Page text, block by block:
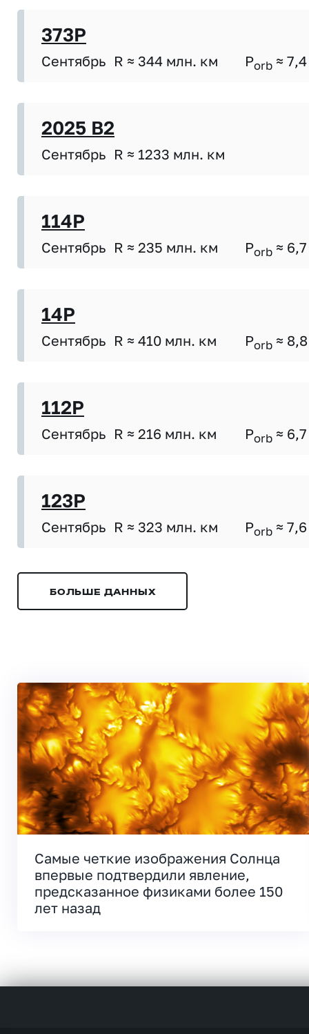
373P
Сентябрь R ≈ 344 млн. км Porb ≈ 7,4
2025 B2
Сентябрь R ≈ 1233 млн. км
114P
Сентябрь R ≈ 235 млн. км Porb ≈ 6,7
14P
Сентябрь R ≈ 410 млн. км Porb ≈ 8,8
112P
Сентябрь R ≈ 216 млн. км Porb ≈ 6,7
123P
Сентябрь R ≈ 323 млн. км Porb ≈ 7,6
БОЛЬШЕ ДАННЫХ
Самые четкие изображения Солнца
впервые подтвердили явление,
предсказанное физиками более 150
лет назад